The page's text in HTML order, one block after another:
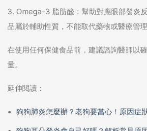
3. Omega-3 脂肪酸：幫助對應眼部發炎
品屬於輔助性質，不能取代藥物或醫療管理
在使用任何保健食品前，建議諮詢醫師以
量。
延伸閱讀：
狗狗肺炎怎麼辦？老狗要當心！原因症